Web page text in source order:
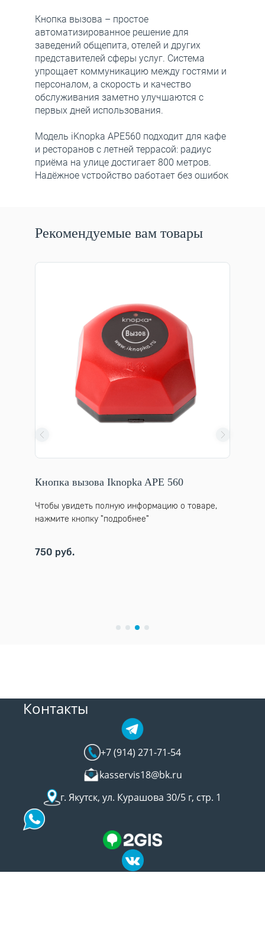
Кнопка вызова – простое
автоматизированное решение для
заведений общепита, отелей и других
представителей сферы услуг. Система
упрощает коммуникацию между гостями и
персоналом, а скорость и качество
обслуживания заметно улучшаются с
первых дней использования.
Модель iKnopka APE560 подходит для кафе
и ресторанов с летней террасой: радиус
приёма на улице достигает 800 метров.
Надёжное устройство работает без ошибок
Рекомендуемые вам товары
Кнопка вызова Iknopka APE 560
Чтобы увидеть полную информацию о товаре,
нажмите кнопку "подробнее"
750 руб.
Контакты
+7 (914) 271-71-54
kasservis18@bk.ru
г. Якутск, ул. Курашова 30/5 г, стр. 1